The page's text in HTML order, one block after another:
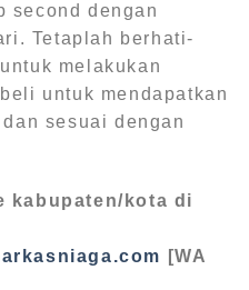
second dengan
Tetaplah berhati-
melakukan
untuk mendapatkan
sesuai dengan
kabupaten/kota di
[WA